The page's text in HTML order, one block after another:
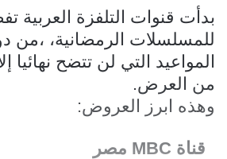
بدأت قنوات التلفزة
للمسلسلات الرمضانية، ،من
من العرض.
وهذه ابرز العروض:
قناة MBC مصر